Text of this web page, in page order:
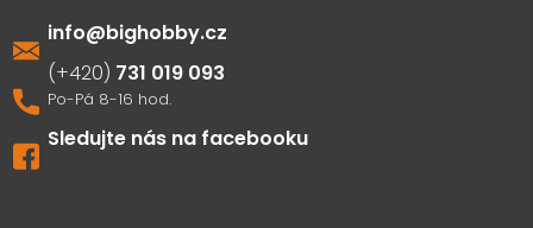
info@bighobby.cz
731 019 093
Sledujte nás na facebooku